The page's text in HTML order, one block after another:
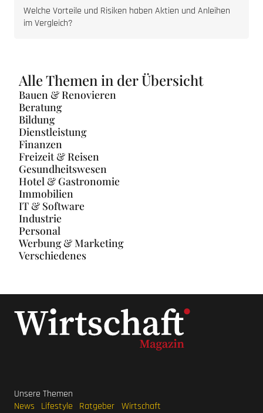
Welche Vorteile und Risiken haben Aktien und Anleihen
im Vergleich?
Alle Themen in der Übersicht
Bauen & Renovieren
Beratung
Bildung
Dienstleistung
Finanzen
Freizeit & Reisen
Gesundheitswesen
Hotel & Gastronomie
Immobilien
IT & Software
Industrie
Personal
Werbung & Marketing
Verschiedenes
Unsere Themen
News
Lifestyle Ratgeber Wirtschaft